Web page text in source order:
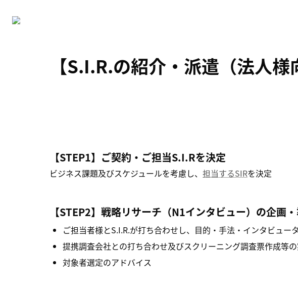
【S.I.R.の紹介・派遣（法人様
【STEP1】 ご契約・ご担当S.I.Rを決定
ビジネス課題及びスケジュールを考慮し、 担当するSIRを決定
【STEP2】 戦略リサーチ（N1インタビュー）の企画
ご担当者様とS.I.R.が打ち合わせし、目的・手法・インタビュ
提携調査会社との打ち合わせ及びスクリーニング調査票作成等
対象者選定のアドバイス